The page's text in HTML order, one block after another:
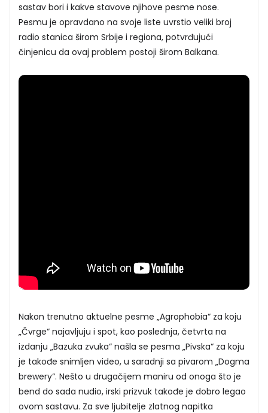
sastav bori i kakve stavove njihove pesme nose.
Pesmu je opravdano na svoje liste uvrstio veliki broj
radio stanica širom Srbije i regiona, potvrđujući
činjenicu da ovaj problem postoji širom Balkana.
Nakon trenutno aktuelne pesme „Agrophobia“ za koju
„Čvrge“ najavljuju i spot, kao poslednja, četvrta na
izdanju „Bazuka zvuka“ našla se pesma „Pivska“ za koju
je takođe snimljen video, u saradnji sa pivarom „Dogma
brewery“. Nešto u drugačijem maniru od onoga što je
bend do sada nudio, irski prizvuk takođe je dobro legao
ovom sastavu. Za sve ljubitelje zlatnog napitka